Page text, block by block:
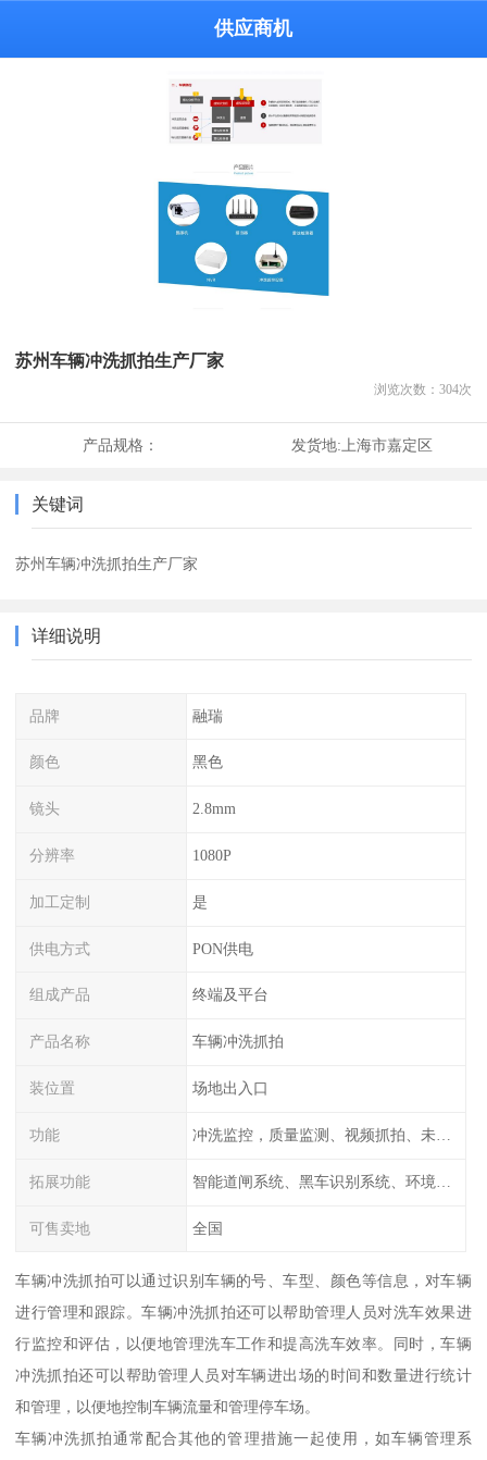
供应商机
苏州车辆冲洗抓拍生产厂家
浏览次数： 304次
产品规格： 发货地:上海市嘉定区
关键词
苏州车辆冲洗抓拍生产厂家
详细说明
品牌 融瑞
颜色 黑色
镜头 2.8mm
分辨率 1080P
加工定制 是
供电方式 PON供电
组成产品 终端及平台
产品名称 车辆冲洗抓拍
装位置 场地出入口
功能
拓展功能
可售卖地 全国
车辆冲洗抓拍可以通过识别车辆的号、车型、颜色等信息，对车辆
进行管理和跟踪。车辆冲洗抓拍还可以帮助管理人员对洗车效果进
行监控和评估，以便地管理洗车工作和提高洗车效率。同时，车辆
冲洗抓拍还可以帮助管理人员对车辆进出场的时间和数量进行统计
和管理，以便地控制车辆流量和管理停车场。
车辆冲洗抓拍通常配合其他的管理措施一起使用，如车辆管理系